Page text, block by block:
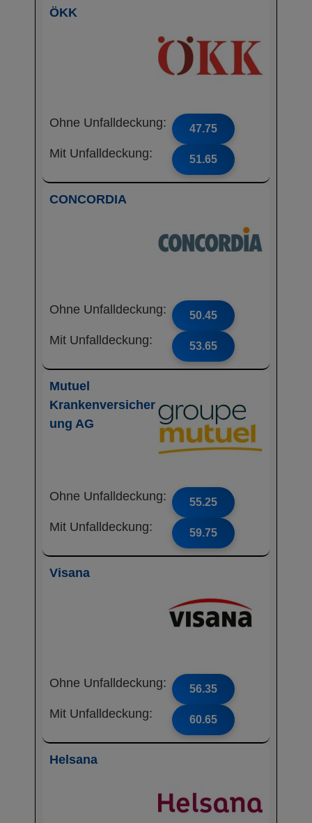
ÖKK
Ohne Unfalldeckung: 47.75
Mit Unfalldeckung: 51.65
CONCORDIA
Ohne Unfalldeckung: 50.45
Mit Unfalldeckung: 53.65
Mutuel
Krankenversicher
ung AG
Ohne Unfalldeckung: 55.25
Mit Unfalldeckung: 59.75
Visana
Ohne Unfalldeckung: 56.35
Mit Unfalldeckung: 60.65
Helsana